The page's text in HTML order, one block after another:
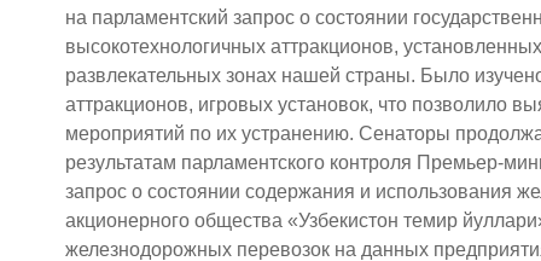
на парламентский запрос о состоянии
высокотехнологичных аттракционов,
развлекательных зонах нашей страны. Было
аттракционов, игровых установок, что позволило
мероприятий по их устранению. Сенаторы
результатам парламентского контроля Премьер-
запрос о состоянии содержания и использования
акционерного общества «Узбекистон темир
железнодорожных перевозок на данных